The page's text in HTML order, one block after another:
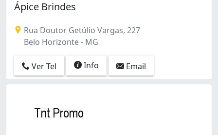
Ápice Brindes
Rua Doutor Getúlio Vargas, 227
Belo Horizonte - MG
Ver Tel Info Email